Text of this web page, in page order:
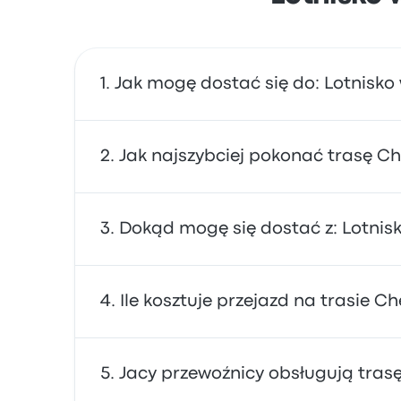
Jak mogę dostać się do: Lotnisko
Skorzystaj z linii autobus, która oferuje
Jak najszybciej pokonać trasę
Trasę do/z Lotnisko w Hamburgu
Dokąd mogę się dostać z:
Z: Lotnisko w Hamburgu możesz dostać się
Ile kosztuje przejazd na trasie
Zazwyczaj bilet na trasę Lotnisko w
Jacy przewoźnicy obsługują